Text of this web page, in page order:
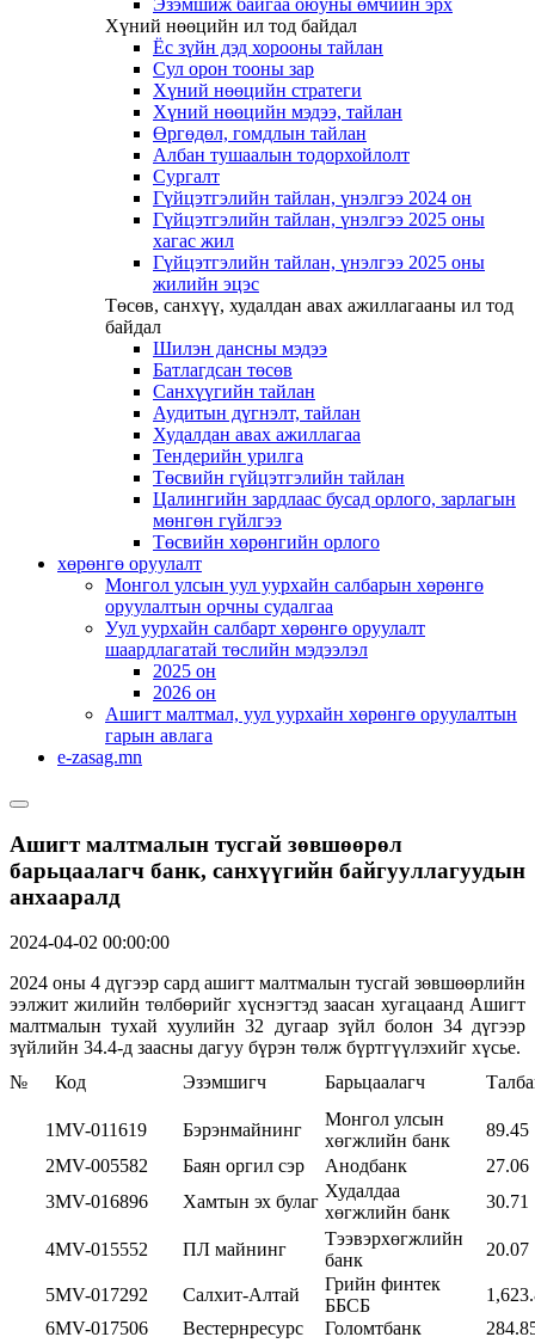
Эзэмшиж байгаа оюуны өмчийн эрх
Хүний нөөцийн ил тод байдал
Ёс зүйн дэд хорооны тайлан
Сул орон тооны зар
Хүний нөөцийн стратеги
Хүний нөөцийн мэдээ, тайлан
Өргөдөл, гомдлын тайлан
Албан тушаалын тодорхойлолт
Сургалт
Гүйцэтгэлийн тайлан, үнэлгээ 2024 он
Гүйцэтгэлийн тайлан, үнэлгээ 2025 оны
хагас жил
Гүйцэтгэлийн тайлан, үнэлгээ 2025 оны
жилийн эцэс
Төсөв, санхүү, худалдан авах ажиллагааны ил тод
байдал
Шилэн дансны мэдээ
Батлагдсан төсөв
Санхүүгийн тайлан
Аудитын дүгнэлт, тайлан
Худалдан авах ажиллагаа
Тендерийн урилга
Төсвийн гүйцэтгэлийн тайлан
Цалингийн зардлаас бусад орлого, зарлагын
мөнгөн гүйлгээ
Төсвийн хөрөнгийн орлого
хөрөнгө оруулалт
Монгол улсын уул уурхайн салбарын хөрөнгө
оруулалтын орчны судалгаа
Уул уурхайн салбарт хөрөнгө оруулалт
шаардлагатай төслийн мэдээлэл
2025 он
2026 он
Ашигт малтмал, уул уурхайн хөрөнгө оруулалтын
гарын авлага
e-zasag.mn
Ашигт малтмалын тусгай зөвшөөрөл
барьцаалагч банк, санхүүгийн байгууллагуудын
анхааралд
2024-04-02 00:00:00
2024 оны 4 дүгээр сард ашигт малтмалын тусгай зөвшөөрлийн
ээлжит жилийн төлбөрийг хүснэгтэд заасан хугацаанд Ашигт
малтмалын тухай хуулийн 32 дугаар зүйл болон 34 дүгээр
зүйлийн 34.4-д заасны дагуу бүрэн төлж бүртгүүлэхийг хүсье.
№
Код Эзэмшигч Барьцаалагч
1MV-011619 Бэрэнмайнинг
Монгол улсын
хөгжлийн банк
89.45
2MV-005582 Баян оргил сэр Анодбанк
27.06
3MV-016896 Хамтын эх булаг
Худалдаа
хөгжлийн банк
30.71
4MV-015552 ПЛ майнинг
Тээвэрхөгжлийн
банк
20.07
5MV-017292 Салхит-Алтай
Грийн финтек
ББСБ
6MV-017506 Вестернресурс Голомтбанк